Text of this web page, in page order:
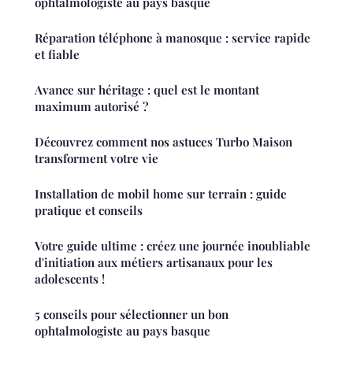
Réparation téléphone à manosque : service rapide
et fiable
Avance sur héritage : quel est le montant
maximum autorisé ?
Découvrez comment nos astuces Turbo Maison
transforment votre vie
Installation de mobil home sur terrain : guide
pratique et conseils
Votre guide ultime : créez une journée inoubliable
d'initiation aux métiers artisanaux pour les
adolescents !
5 conseils pour sélectionner un bon
ophtalmologiste au pays basque